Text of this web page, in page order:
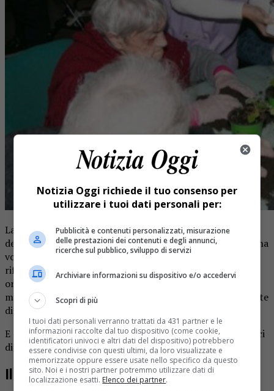
La scintilla, però, l’hanno accesa gli anziani stessi: il
desiderio di tornare a coltivare un orto, come si faceva “una
volta”, quando la terra era un impegno quotidiano e un
rifugio silenzioso. «Molti dei nostri ospiti hanno avuto un
orto per tutta la vita – racconta Tiramani -. Riprendere in
mano un’attività così familiare significa ritrovare una parte
di sé, quella che non si scorda mai davvero».
E così ognuno viene coinvolto. Gesti minimi, eppure capaci
di rimettere in moto pensieri, ricordi, abilità sopite.
Il lavoro all’interno e all’esterno
Notizia Oggi richiede il tuo consenso per
utilizzare i tuoi dati personali per:
Pubblicità e contenuti personalizzati, misurazione
delle prestazioni dei contenuti e degli annunci,
ricerche sul pubblico, sviluppo di servizi
Archiviare informazioni su dispositivo e/o accedervi
Scopri di più
I tuoi dati personali verranno trattati da 431 partner e le
informazioni raccolte dal tuo dispositivo (come cookie,
identificatori univoci e altri dati del dispositivo) potrebbero
essere condivise con questi ultimi, da loro visualizzate e
memorizzate oppure essere usate nello specifico da questo
sito. Noi e i nostri partner potremmo utilizzare dati di
localizzazione esatti. Elenco dei partner.